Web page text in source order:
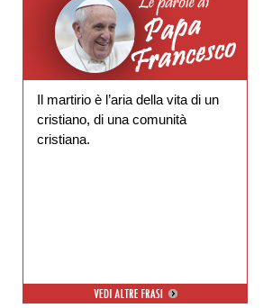
Il martirio è l’aria della vita di un
cristiano, di una comunità
cristiana.